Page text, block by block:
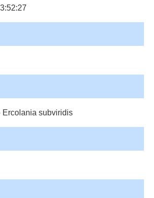
Ercolania subviridis